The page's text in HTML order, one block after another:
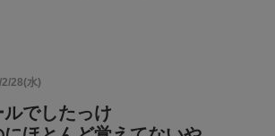
28(水)
でしたっけ